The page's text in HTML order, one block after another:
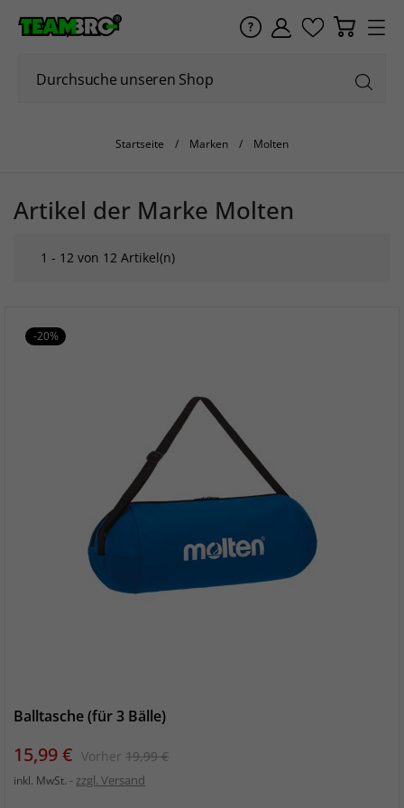
Startseite Marken Molten
Artikel der Marke Molten
1 - 12 von 12 Artikel(n)
Balltasche (für 3 Bälle)
Preis
15,99 € Vorher Verkaufspreis
19,99 €
inkl. MwSt. zzgl. Versand
-20%